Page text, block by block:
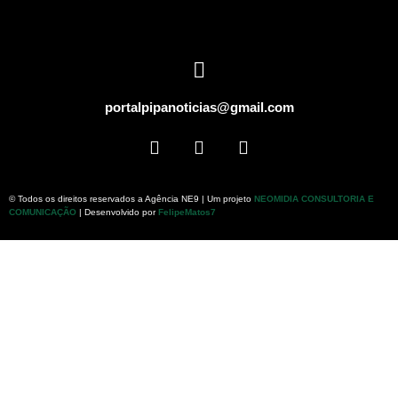
portalpipanoticias@gmail.com
© Todos os direitos reservados a Agência NE9 | Um projeto NEOMIDIA CONSULTORIA E
COMUNICAÇÃO | Desenvolvido porFelipeMatos7